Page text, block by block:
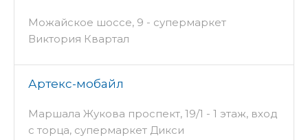
Можайское шоссе, 9 - супермаркет
Виктория Квартал
Артекс-мобайл
Маршала Жукова проспект, 19/1 - 1 этаж, вход
с торца, супермаркет Дикси